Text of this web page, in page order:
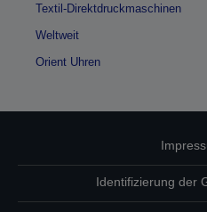
Textil-Direktdruckmaschinen
Weltweit
Orient Uhren
Identifizierung der